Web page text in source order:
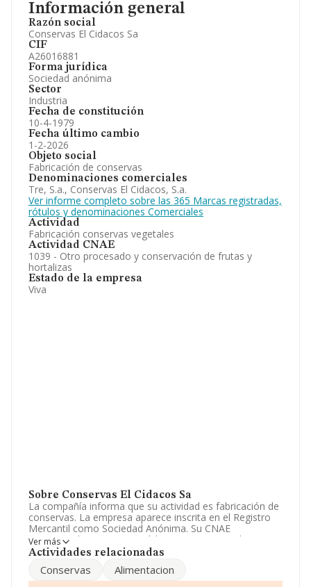
Información general
Razón social
Conservas El Cidacos Sa
CIF
A26016881
Forma jurídica
Sociedad anónima
Sector
Industria
Fecha de constitución
10-4-1979
Fecha último cambio
1-2-2026
Objeto social
Fabricación de conservas
Denominaciones comerciales
Tre, S.a., Conservas El Cidacos, S.a.
Ver informe completo sobre las 365 Marcas registradas,
rótulos y denominaciones Comerciales
Actividad
Fabricación conservas vegetales
Actividad CNAE
1039 - Otro procesado y conservación de frutas y
hortalizas
Estado de la empresa
Viva
Sobre Conservas El Cidacos Sa
La compañía informa que su actividad es fabricación de
conservas. La empresa aparece inscrita en el Registro
Mercantil como Sociedad Anónima. Su CNAE
corresponde a 1039 con código 'Otro procesado y
conservación de frutas y hortalizas'. La compañía es
Por su facturación y número de empleados, la empresa
Ver más
Actividades relacionadas
Conservas Alimentacion